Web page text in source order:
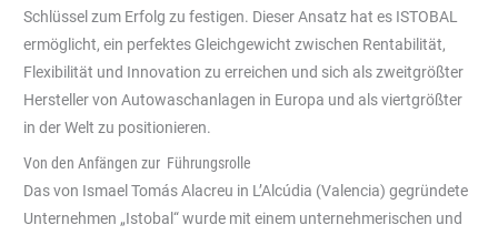
Schlüssel zum Erfolg zu festigen. Dieser Ansatz hat es ISTOBAL
ermöglicht, ein perfektes Gleichgewicht zwischen Rentabilität,
Flexibilität und Innovation zu erreichen und sich als zweitgrößter
Hersteller von Autowaschanlagen in Europa und als viertgrößter
in der Welt zu positionieren.
Von den Anfängen zur Führungsrolle
Das von Ismael Tomás Alacreu in L’Alcúdia (Valencia) gegründete
Unternehmen „Istobal“ wurde mit einem unternehmerischen und